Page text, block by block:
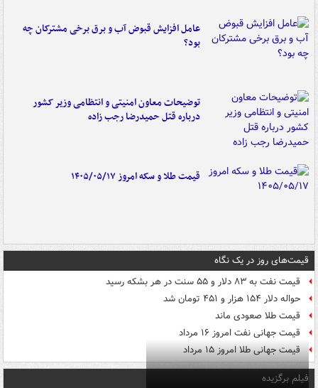
عامل افزایش قبوض آب و برق برخی مشترکان چه
بود؟
توضیحات معاون امنیتی و انتظامی وزیر کشور
درباره قتل حمیدرضا رجب زاده
قیمت طلا و سکه امروز ۱۴۰۵/۰۵/۱۷
قیمت‌های روز در یک نگاه
قیمت نفت به ۸۳ دلار و ۵۵ سنت در هر بشکه رسید
حواله دلار ۱۵۴ هزار و ۴۵۱ تومان شد
قیمت طلا صعودی ماند
قیمت جهانی نفت امروز ۱۶ مرداد
قیمت جهانی طلا امروز ۱۵ مرداد
فیلم برگزیده